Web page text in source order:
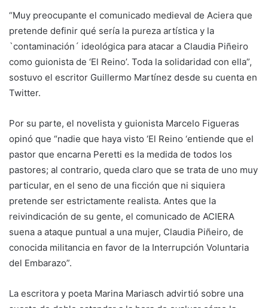
“Muy preocupante el comunicado medieval de Aciera que
pretende definir qué sería la pureza artística y la
`contaminación´ ideológica para atacar a Claudia Piñeiro
como guionista de ‘El Reino’. Toda la solidaridad con ella”,
sostuvo el escritor Guillermo Martínez desde su cuenta en
Twitter.
Por su parte, el novelista y guionista Marcelo Figueras
opinó que “nadie que haya visto ‘El Reino ‘entiende que el
pastor que encarna Peretti es la medida de todos los
pastores; al contrario, queda claro que se trata de uno muy
particular, en el seno de una ficción que ni siquiera
pretende ser estrictamente realista. Antes que la
reivindicación de su gente, el comunicado de ACIERA
suena a ataque puntual a una mujer, Claudia Piñeiro, de
conocida militancia en favor de la Interrupción Voluntaria
del Embarazo”.
La escritora y poeta Marina Mariasch advirtió sobre una